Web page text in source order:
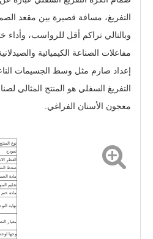
التفريغ، مسافة قصيرة بين مقعد
وبالتالي تراكم أقل للرواسب،
مفاعلات الصناعة الكيميائية
إعداد صارم مثل وسط الجسيمات
التفريغ السفلي هو المنتج المثالي
معجون الأسنان الفراغي.
نوع المنتج
نموذج
القطر
ضغط
مادة
تقليم
مادة ختم
نهاية
معيار
وجها